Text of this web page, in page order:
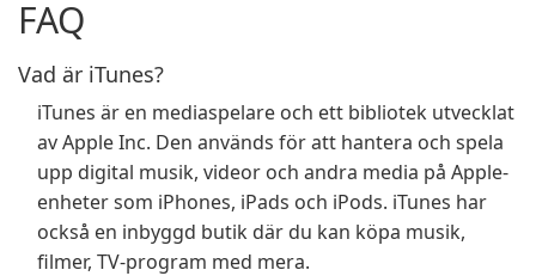
FAQ
Vad är iTunes?
iTunes är en mediaspelare och ett bibliotek utvecklat
av Apple Inc. Den används för att hantera och spela
upp digital musik, videor och andra media på Apple-
enheter som iPhones, iPads och iPods. iTunes har
också en inbyggd butik där du kan köpa musik,
filmer, TV-program med mera.